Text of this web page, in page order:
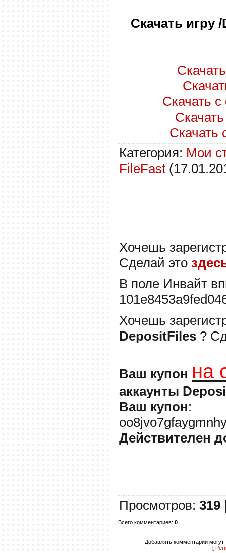
Скачать игру
Скачать
Скачать
Категория: Мои
FileFast
Хочешь
Сделай это
В поле Инвайт
Хочешь
DepositFiles ?
Ваш купон на
аккаунты
Ваш купон:
Действителен
Просмотров: 319
Всего комментариев: 0
Добавлять комментарии могут
[